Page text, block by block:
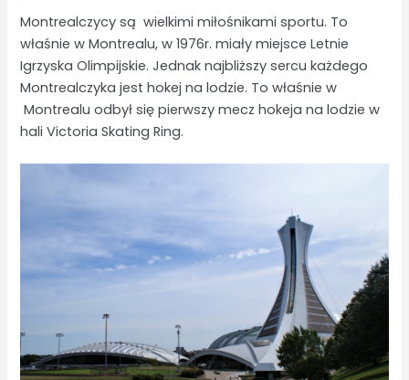
Montrealczycy są wielkimi miłośnikami sportu. To
właśnie w Montrealu, w 1976r. miały miejsce Letnie
Igrzyska Olimpijskie. Jednak najbliższy sercu każdego
Montrealczyka jest hokej na lodzie. To właśnie w
Montrealu odbył się pierwszy mecz hokeja na lodzie w
hali Victoria Skating Ring.